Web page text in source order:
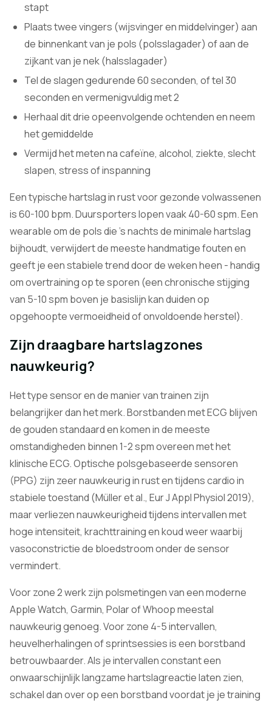
stapt
Plaats twee vingers (wijsvinger en middelvinger) aan
de binnenkant van je pols (polsslagader) of aan de
zijkant van je nek (halsslagader)
Tel de slagen gedurende 60 seconden, of tel 30
seconden en vermenigvuldig met 2
Herhaal dit drie opeenvolgende ochtenden en neem
het gemiddelde
Vermijd het meten na cafeïne, alcohol, ziekte, slecht
slapen, stress of inspanning
Een typische hartslag in rust voor gezonde volwassenen
is 60-100 bpm. Duursporters lopen vaak 40-60 spm. Een
wearable om de pols die 's nachts de minimale hartslag
bijhoudt, verwijdert de meeste handmatige fouten en
geeft je een stabiele trend door de weken heen - handig
om overtraining op te sporen (een chronische stijging
van 5-10 spm boven je basislijn kan duiden op
opgehoopte vermoeidheid of onvoldoende herstel).
Zijn draagbare hartslagzones
nauwkeurig?
Het type sensor en de manier van trainen zijn
belangrijker dan het merk. Borstbanden met ECG blijven
de gouden standaard en komen in de meeste
omstandigheden binnen 1-2 spm overeen met het
klinische ECG. Optische polsgebaseerde sensoren
(PPG) zijn zeer nauwkeurig in rust en tijdens cardio in
stabiele toestand (Müller et al., Eur J Appl Physiol 2019),
maar verliezen nauwkeurigheid tijdens intervallen met
hoge intensiteit, krachttraining en koud weer waarbij
vasoconstrictie de bloedstroom onder de sensor
vermindert.
Voor zone 2 werk zijn polsmetingen van een moderne
Apple Watch, Garmin, Polar of Whoop meestal
nauwkeurig genoeg. Voor zone 4-5 intervallen,
heuvelherhalingen of sprintsessies is een borstband
betrouwbaarder. Als je intervallen constant een
onwaarschijnlijk langzame hartslagreactie laten zien,
schakel dan over op een borstband voordat je je training